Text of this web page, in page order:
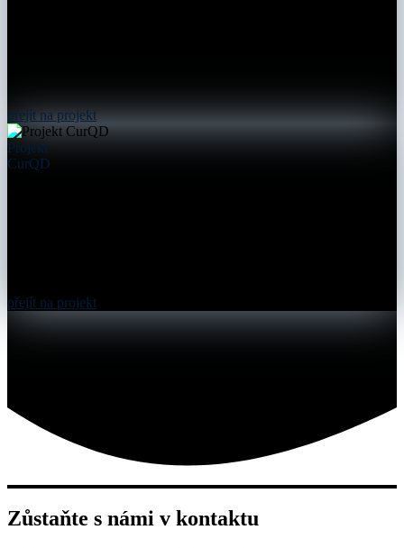
přejít na projekt
Projekt
CurQD
přejít na projekt
Zůstaňte s námi v kontaktu